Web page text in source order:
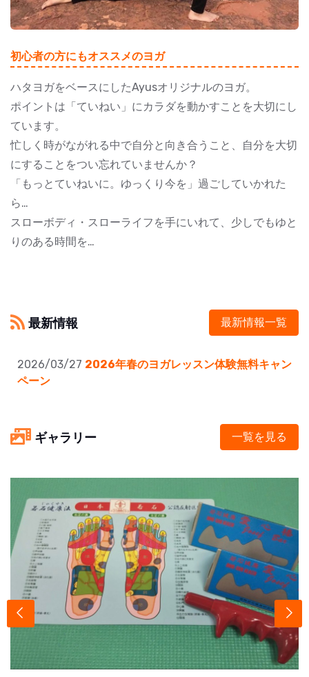
初心者の方にもオススメのヨガ
ハタヨガをベースにしたAyusオリジナルのヨガ。
ポイントは「ていねい」にカラダを動かすことを大切にし
ています。
忙しく時がながれる中で自分と向き合うこと、自分を大切
にすることをつい忘れていませんか？
「もっとていねいに。ゆっくり今を」過ごしていかれた
ら…
スローボディ・スローライフを手にいれて、少しでもゆと
りのある時間を…
最新情報 最新情報一覧
2026/03/27 2026年春のヨガレッスン体験無料キャン
ペーン
ギャラリー 一覧を見る